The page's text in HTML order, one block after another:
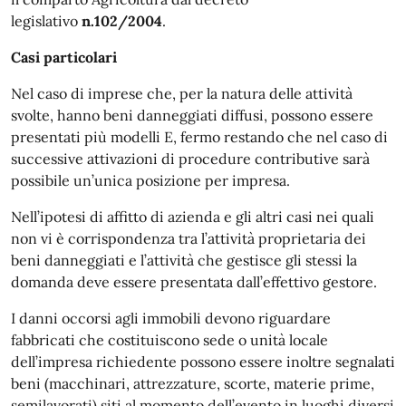
legislativo n.102/2004.
Casi particolari
Nel caso di imprese che, per la natura delle attività
svolte, hanno beni danneggiati diffusi, possono essere
presentati più modelli E, fermo restando che nel caso di
successive attivazioni di procedure contributive sarà
possibile un’unica posizione per impresa.
Nell’ipotesi di affitto di azienda e gli altri casi nei quali
non vi è corrispondenza tra l’attività proprietaria dei
beni danneggiati e l’attività che gestisce gli stessi la
domanda deve essere presentata dall’effettivo gestore.
I danni occorsi agli immobili devono riguardare
fabbricati che costituiscono sede o unità locale
dell’impresa richiedente possono essere inoltre segnalati
beni (macchinari, attrezzature, scorte, materie prime,